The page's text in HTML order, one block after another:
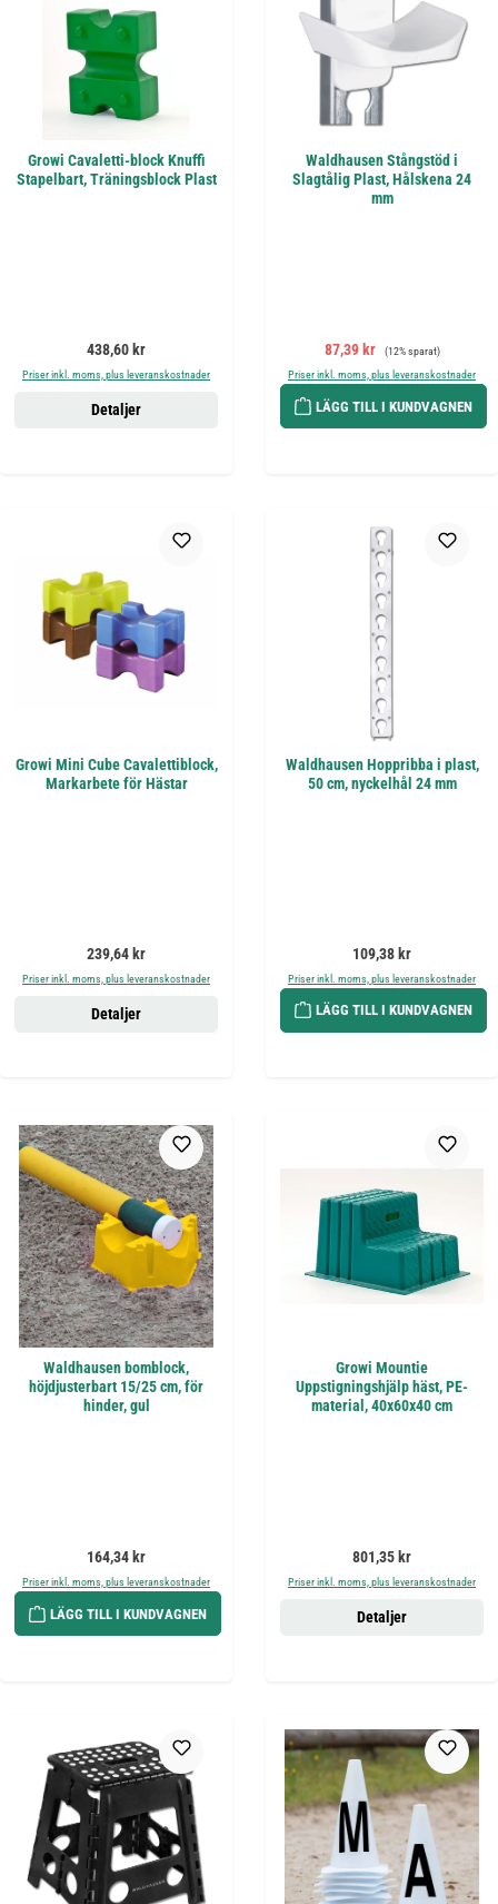
Growi Cavaletti-block Knuffi
Stapelbart, Träningsblock Plast
Ordinarie pris:
438,60 kr
Priser inkl. moms, plus leveranskostnader
Detaljer
Waldhausen Stångstöd i
Slagtålig Plast, Hålskena 24
mm
Försäljningspris:
87,39 kr Ordinarie pris:
(12% sparat)
Priser inkl. moms, plus leveranskostnader
LÄGG TILL I KUNDVAGNEN
Growi Mini Cube Cavalettiblock,
Markarbete för Hästar
Ordinarie pris:
239,64 kr
Priser inkl. moms, plus leveranskostnader
Detaljer
Waldhausen Hoppribba i plast,
50 cm, nyckelhål 24 mm
Ordinarie pris:
109,38 kr
Priser inkl. moms, plus leveranskostnader
LÄGG TILL I KUNDVAGNEN
Waldhausen bomblock,
höjdjusterbart 15/25 cm, för
hinder, gul
Ordinarie pris:
164,34 kr
Priser inkl. moms, plus leveranskostnader
LÄGG TILL I KUNDVAGNEN
Growi Mountie
Uppstigningshjälp häst, PE-
material, 40x60x40 cm
Ordinarie pris:
801,35 kr
Priser inkl. moms, plus leveranskostnader
Detaljer